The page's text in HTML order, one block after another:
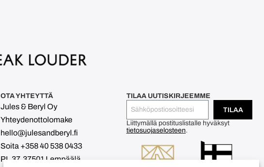
OTA YHTEYTTÄ
Jules & Beryl Oy
Yhteydenottolomake
hello@julesandberyl.fi
Soita +358 40 538 0433
PL 37, 37501 Lempäälä
TILAA UUTISKIRJEEMME
TILAA
Liittymällä postituslistalle hyväksyt
tietosuojaselosteen.